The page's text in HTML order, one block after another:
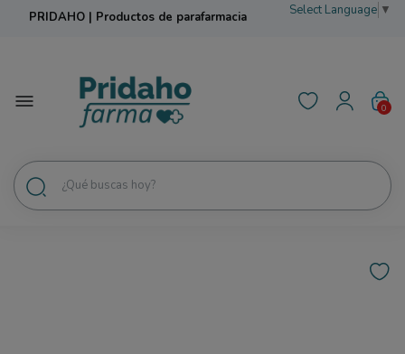
PRIDAHO | Productos de parafarmacia Select Language ▼
0